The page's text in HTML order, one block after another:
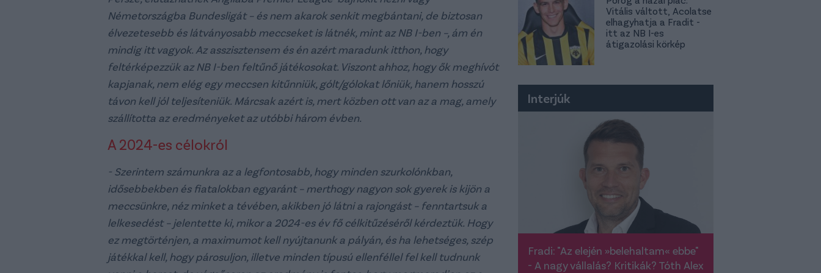
Németországba Bundesligát – és nem akarok senkit megbántani, de biztosan
élvezetesebb és látványosabb meccseket is látnék, mint az NB I-ben –, ám én
mindig itt vagyok. Az asszisztensem és én azért maradunk itthon, hogy
feltérképezzük az NB I-ben feltűnő játékosokat. Viszont ahhoz, hogy ők meghívót
kapjanak, nem elég egy meccsen kitűnniük, gólt/gólokat lőniük, hanem hosszú
távon kell jól teljesíteniük. Márcsak azért is, mert közben ott van az a mag, amely
szállította az eredményeket az utóbbi három évben.
A 2024-es célokról
- Szerintem számunkra az a legfontosabb, hogy minden szurkolónkban,
idősebbekben és fiatalokban egyaránt – merthogy nagyon sok gyerek is kijön a
meccsünkre, néz minket a tévében, akikben jó látni a rajongást – fenntartsuk a
lelkesedést – jelentette ki, mikor a 2024-es év fő célkitűzéséről kérdeztük. Hogy
ez megtörténjen, a maximumot kell nyújtanunk a pályán, és ha lehetséges, szép
játékkal kell, hogy párosuljon, illetve minden típusú ellenféllel fel kell tudnunk
Vitális váltott, Acolatse
elhagyhatja a Fradit -
itt az NB I-es
átigazolási körkép
Interjúk
Fradi: "Az elején »belehaltam« ebbe"
- A nagy vállalás? Kritikák? Tóth Alex